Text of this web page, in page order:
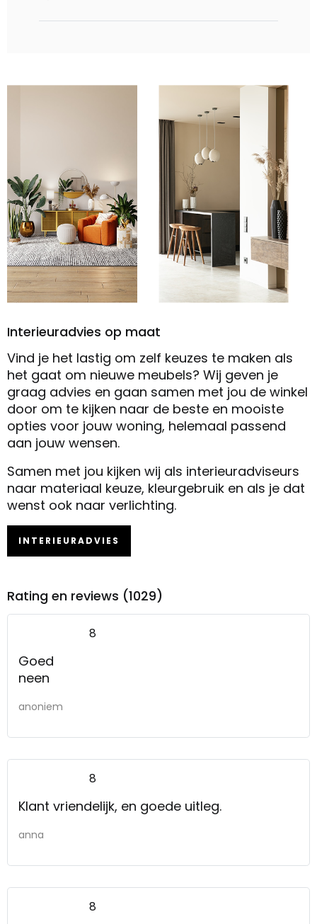
Interieuradvies op maat
Vind je het lastig om zelf keuzes te maken als
het gaat om nieuwe meubels? Wij geven je
graag advies en gaan samen met jou de winkel
door om te kijken naar de beste en mooiste
opties voor jouw woning, helemaal passend
aan jouw wensen.
Samen met jou kijken wij als interieuradviseurs
naar materiaal keuze, kleurgebruik en als je dat
wenst ook naar verlichting.
INTERIEURADVIES
Rating en reviews (1029)
8
Goed
neen
anoniem
8
Klant vriendelijk, en goede uitleg.
anna
8